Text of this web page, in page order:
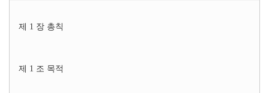
제 1 장 총칙
제 1 조 목적